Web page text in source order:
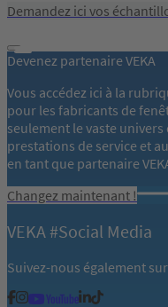
Demandez ici vos
Devenez partenaire VEKA
Vous accédez ici à la
pour les fabricants de
seulement le vaste univers
prestations de service et
en tant que partenaire
Changez maintenant !
VEKA #Social Media
Suivez-nous également